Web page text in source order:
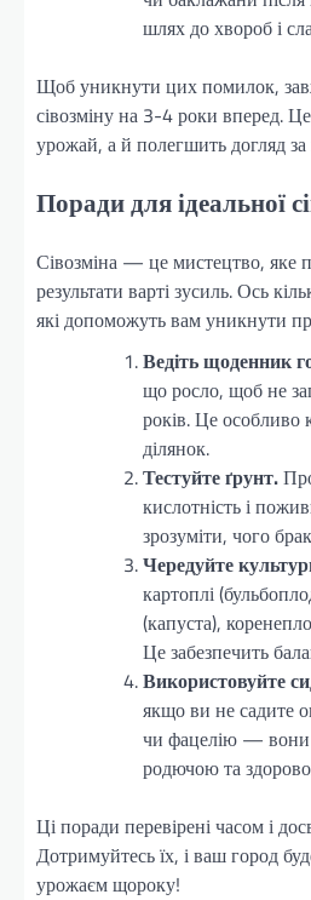
шлях до хвороб і
Щоб уникнути цих помилок,
сівозміну на 3-4 роки вперед.
урожай, а й полегшить догляд
Поради для ідеальної
Сівозміна — це мистецтво, яке
результати варті зусиль. Ось
які допоможуть вам уникнути
Ведіть щоденник
що росло, щоб не
років. Це особливо
ділянок.
Тестуйте ґрунт.
кислотність і
зрозуміти, чого
Чередуйте
картоплі
(капуста),
Це забезпечить
Використовуйте
якщо ви не садите
чи фацелію — вони
родючою та
Ці поради перевірені часом і
Дотримуйтесь їх, і ваш город
урожаєм щороку!